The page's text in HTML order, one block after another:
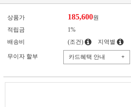
상품가 185,600원
적립금
1%
배송비
(조건) 지역별
무이자 할부 카드혜택 안내 +